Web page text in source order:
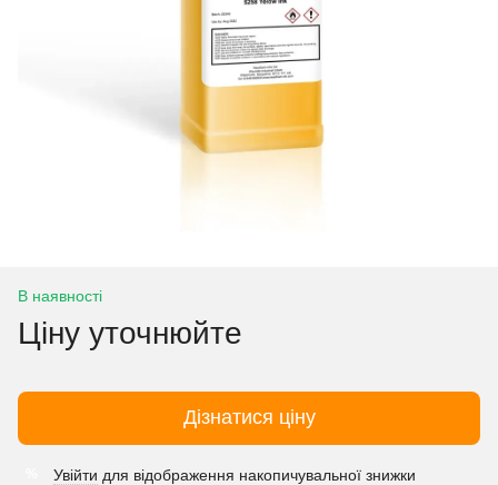
В наявності
Ціну уточнюйте
Дізнатися ціну
Увійти для відображення накопичувальної знижки